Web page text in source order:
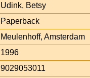
Udink, Betsy
Paperback
Meulenhoff, Amsterdam
1996
9029053011